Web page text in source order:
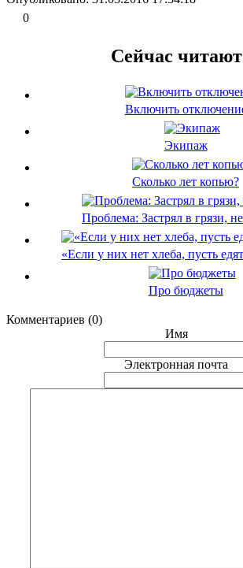
0
Сейчас читают
Включить
Экипаж
Сколько лет копью?
Проблема: Застрял в грязи,
«Если у них нет хлеба, пусть
Про бюджеты
Комментариев (0)
Имя
Электронная почта